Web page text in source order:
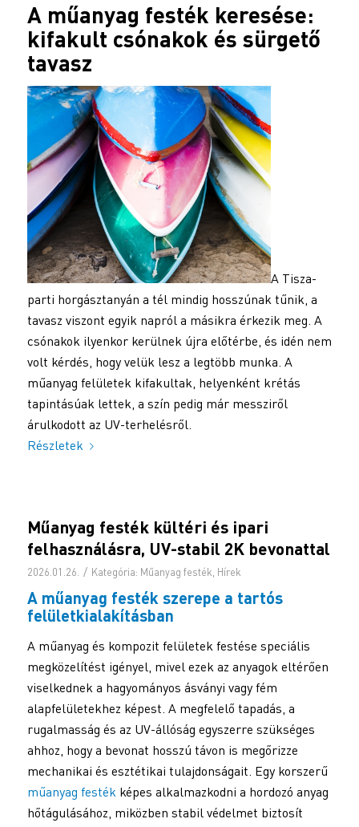
A műanyag festék keresése:
kifakult csónakok és sürgető
tavasz
A Tisza-
parti horgásztanyán a tél mindig hosszúnak tűnik, a
tavasz viszont egyik napról a másikra érkezik meg. A
csónakok ilyenkor kerülnek újra előtérbe, és idén nem
volt kérdés, hogy velük lesz a legtöbb munka. A
műanyag felületek kifakultak, helyenként krétás
tapintásúak lettek, a szín pedig már messziről
árulkodott az UV-terhelésről.
Részletek
Műanyag festék kültéri és ipari
felhasználásra, UV-stabil 2K bevonattal
2026.01.26. / Kategória: Műanyag festék, Hírek
A műanyag festék szerepe a tartós
felületkialakításban
A műanyag és kompozit felületek festése speciális
megközelítést igényel, mivel ezek az anyagok eltérően
viselkednek a hagyományos ásványi vagy fém
alapfelületekhez képest. A megfelelő tapadás, a
rugalmasság és az UV-állóság egyszerre szükséges
ahhoz, hogy a bevonat hosszú távon is megőrizze
mechanikai és esztétikai tulajdonságait. Egy korszerű
műanyag festék képes alkalmazkodni a hordozó anyag
hőtágulásához, miközben stabil védelmet biztosít